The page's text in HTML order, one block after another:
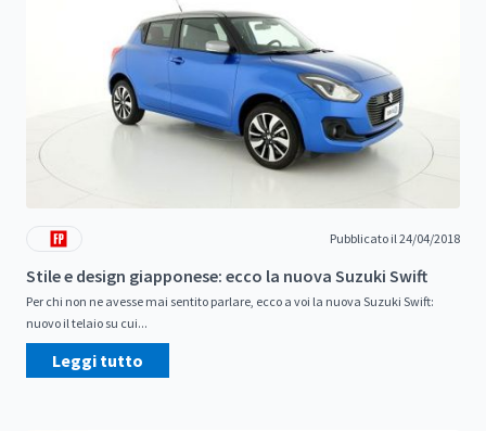
Pubblicato il 24/04/2018
Stile e design giapponese: ecco la nuova Suzuki Swift
Per chi non ne avesse mai sentito parlare, ecco a voi la nuova Suzuki Swift:
nuovo il telaio su cui...
Leggi tutto